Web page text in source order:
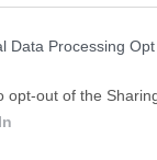
consent section.
Data Processing
opt-out of the